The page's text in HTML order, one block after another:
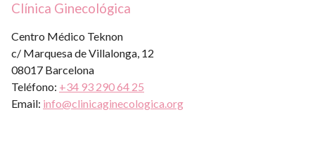
Clínica Ginecológica
Centro Médico Teknon
c/ Marquesa de Villalonga, 12
08017 Barcelona
Teléfono: +34 93 290 64 25
Email: info@clinicaginecologica.org